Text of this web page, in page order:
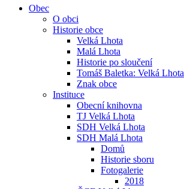
Obec
O obci
Historie obce
Velká Lhota
Malá Lhota
Historie po sloučení
Tomáš Baletka: Velká Lhota
Znak obce
Instituce
Obecní knihovna
TJ Velká Lhota
SDH Velká Lhota
SDH Malá Lhota
Domů
Historie sboru
Fotogalerie
2018